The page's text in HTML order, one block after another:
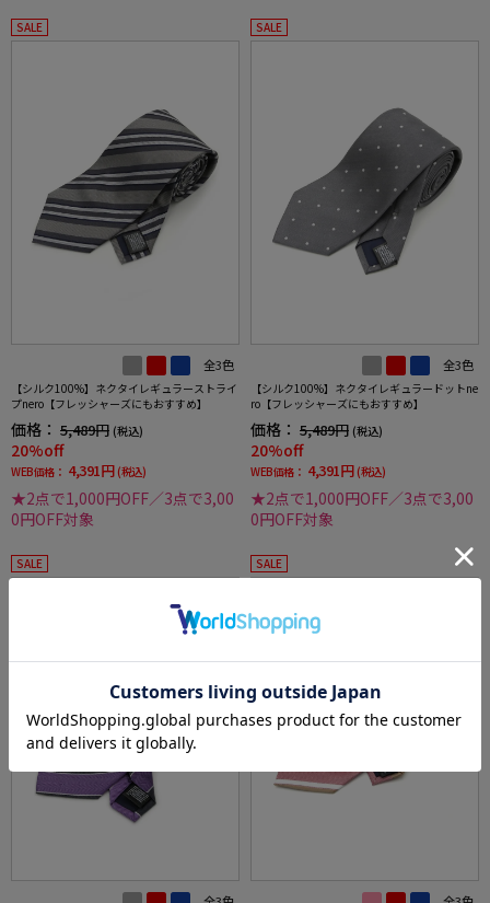
SALE
全3色
【シルク100%】ネクタイレギュラーストライ
プnero【フレッシャーズにもおすすめ】
価格： 5,489円 (税込)
20%off
WEB価格： 4,391円 (税込)
★2点で1,000円OFF／3点で3,00
0円OFF対象
SALE
全3色
【シルク100%】ネクタイレギュラードットne
ro【フレッシャーズにもおすすめ】
価格： 5,489円 (税込)
20%off
WEB価格： 4,391円 (税込)
★2点で1,000円OFF／3点で3,00
0円OFF対象
SALE SALE